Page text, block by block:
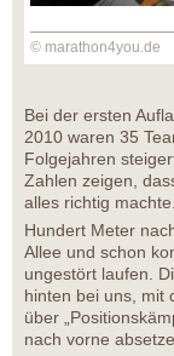
© marathon4you.de
Bei der ersten
2010 waren 35
Folgejahren
Zahlen zeigen,
alles richtig machte.
Hundert Meter
Allee und schon
ungestört laufen.
hinten bei uns, mit
über
nach vorne